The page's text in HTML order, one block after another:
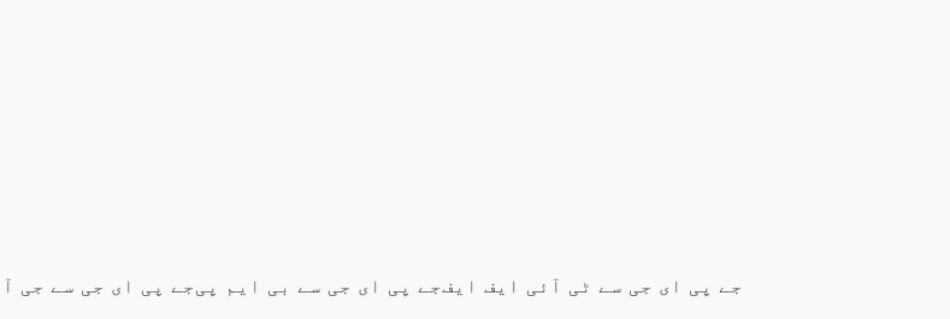
جے پی ای جی سے جیجے پی ای جی سے بی ایم پیجے پی ای جی سے ٹی آئی ایف ایف